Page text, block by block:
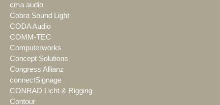
cma audio
Cobra Sound Light
CODA Audio
COMM-TEC
Computerworks
Concept Solutions
Congress Allianz
connectSignage
CONRAD Licht & Rigging
Contour